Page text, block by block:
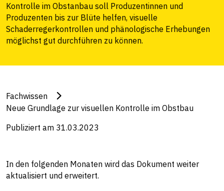
Kontrolle im Obstanbau soll Produzentinnen und
Produzenten bis zur Blüte helfen, visuelle
Schaderregerkontrollen und phänologische Erhebungen
möglichst gut durchführen zu können.
Fachwissen
Neue Grundlage zur visuellen Kontrolle im Obstbau
Publiziert am 31.03.2023
In den folgenden Monaten wird das Dokument weiter
aktualisiert und erweitert.